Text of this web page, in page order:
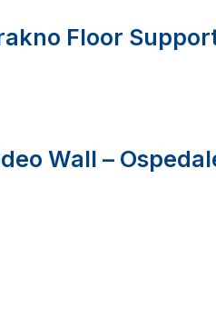
Floor
Wall –